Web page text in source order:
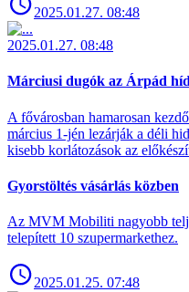
2025.01.27. 08:48
2025.01.27. 08:48
Márciusi dugók az Árpád
A fővárosban hamarosan
március 1-jén lezárják a déli
kisebb korlátozások az
Gyorstöltés vásárlás közben
Az MVM Mobiliti nagyobb
telepített 10 szupermarkethez.
2025.01.25. 07:48